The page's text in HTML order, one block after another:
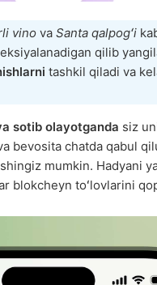
vino va Santa qalpogʻi
qilib
tashkil qiladi va
sotib olayotganda siz
bevosita chatda qabul
mumkin. Hadyani
blokcheyn toʻlovlarini